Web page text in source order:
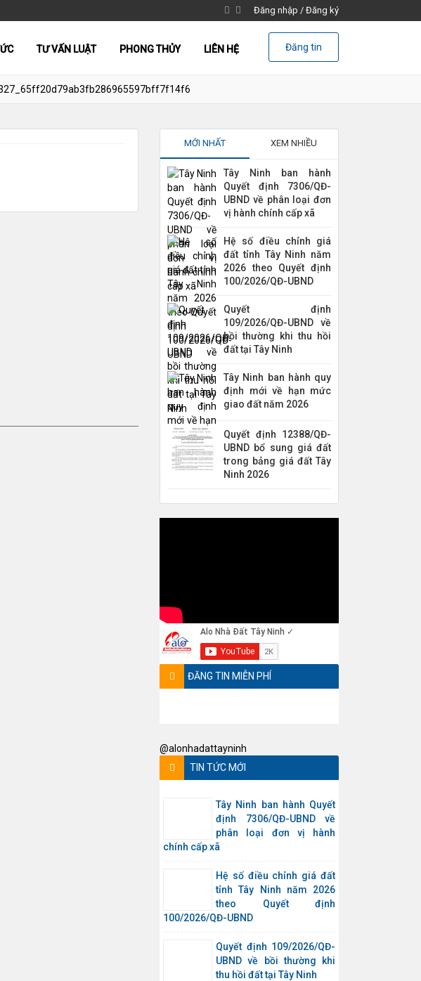
Đăng nhập / Đăng ký
TƯ VẤN LUẬT PHONG THỦY LIÊN HỆ Đăng tin
MỚI NHẤT XEM NHIỀU
Tây Ninh ban hành
Quyết định 7306/QĐ-
UBND về phân loại đơn
vị hành chính cấp xã
Hệ số điều chỉnh giá
đất tỉnh Tây Ninh năm
2026 theo Quyết định
100/2026/QĐ-UBND
Quyết định
109/2026/QĐ-UBND về
bồi thường khi thu hồi
đất tại Tây Ninh
Tây Ninh ban hành quy
định mới về hạn mức
giao đất năm 2026
Quyết định 12388/QĐ-
UBND bổ sung giá đất
trong bảng giá đất Tây
Ninh 2026
ĐĂNG TIN MIỄN PHÍ
@alonhadattayninh
TIN TỨC MỚI
Tây Ninh ban hành Quyết
định 7306/QĐ-UBND về
phân loại đơn vị hành
chính cấp xã
Hệ số điều chỉnh giá đất
tỉnh Tây Ninh năm 2026
theo Quyết định
100/2026/QĐ-UBND
Quyết định 109/2026/QĐ-
UBND về bồi thường khi
thu hồi đất tại Tây Ninh